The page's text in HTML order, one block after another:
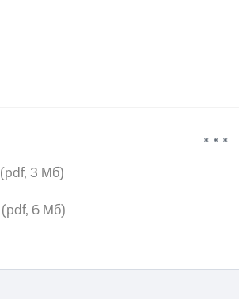
* * *
(pdf, 3 Мб)
(pdf, 6 Мб)